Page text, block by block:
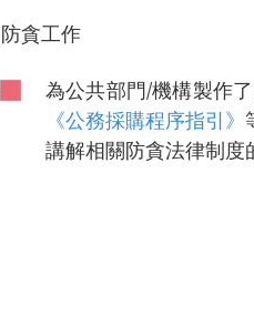
防貪工作
為公共部門/機構製作
《公務採購程序指引》
講解相關防貪法律制度